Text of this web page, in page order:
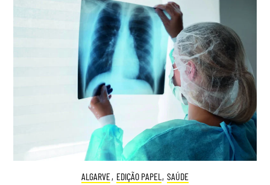
ALGARVE, EDIÇÃO PAPEL , SAÚDE